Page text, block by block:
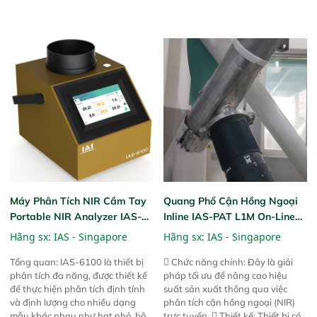
trước đó. Nhưng so với các phiên
bản trước, FPA touch! nhỏ hơn và
nhẹ hơn đáng kể, đồng thời được
nâng cấp với các tính năng mới.
trước đó. Nhưng so với các phiên
bản trước, FPA touch! nhỏ hơn và
nhẹ hơn đáng kể, đồng thời được
nâng cấp với các tính năng mới.
Máy Phân Tích NIR Cầm Tay
Portable NIR Analyzer IAS-
6100
Hãng sx: IAS - Singapore
Tổng quan: IAS-6100 là thiết bị
phân tích đa năng, được thiết kế
để thực hiện phân tích định tính
và định lượng cho nhiều dạng
Quang Phổ Cận Hồng Ngoại
Inline IAS-PAT L1M On-Line
NIR
Hãng sx: IAS - Singapore
 Chức năng chính: Đây là giải
pháp tối ưu để nâng cao hiệu
suất sản xuất thông qua việc
phân tích cận hồng ngoại (NIR)